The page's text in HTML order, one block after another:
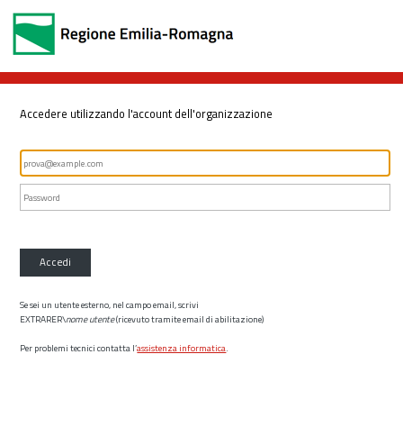
Accedere utilizzando l'account dell'organizzazione
Accedi
Se sei un utente esterno, nel campo email, scrivi
EXTRARER\nome utente(ricevuto tramite email di abilitazione)
Per problemi tecnici contatta l’assistenza informatica.